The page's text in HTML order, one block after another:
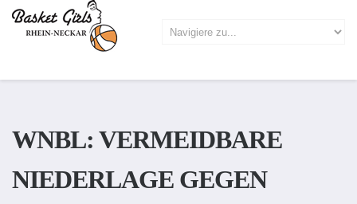
WNBL: VERMEIDBARE
NIEDERLAGE GEGEN